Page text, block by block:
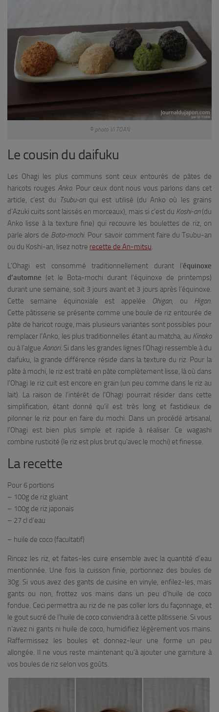
© photo Vi TOAN
Le cousin du daifuku
Les Ohagi les plus communs sont ceux entourés de pâtes de
haricots rouges Anko. Pour ceux dont nous vous parlons dans cet
article, c’est du Tsubu-anqui est utilisé (du Anko où les grains
d’Azuki cuits sont laissés en morceaux), mais si c’est du Koshi-an(du
Anko lisse à la texture fine) qui recouvre les boulettes de riz, on
parle alors de Bota-mochi. Pour savoir comment faire du Tsubu-an
ou du Koshi-an, lisez notre recette de An-mitsu.
L’Ohagi est consommé traditionnellement durant l’équinoxe
d’automne (et le Bota-mochi durant l’équinoxe de printemps)
durant une semaine, soit 3 jours avant et 3 jours après l’équinoxe.
Cette semaine équinoxiale est appelée
Ohigan, ou Higan.
Cette pâtisserie se présente comme une boule de riz entourée de
pâte de haricot rouge, mais plusieurs variantes sont possibles pour
remplacer l’Anko, les plus traditionnelles étant au matcha, au Kinako
ou à l’algue Aonori. Si dans les grandes lignes l’Ohagi ressemble à du
daifuku, la grande différence réside dans la texture du riz. Pour la
pâte à mochi, le riz est traité en pâte complètement lisse, là où dans
l’Ohagi le riz cuit est encore en grain (un peu comme dans le riz au
lait). La raison de l’intérêt de l’Ohagi pourrait résider dans cette
simplification, étant donné qu’il est très long et fastidieux de
pilonner le riz pour en faire du mochi. Dans un procédé artisanal,
l’Ohagi est bien plus simple et rapide à réaliser. Ce wagashi
combine rusticité (le riz est plus brut qu’avec le mochi) et finesse.
La recette
Pour 6 portions
– 100g de riz gluant
– 100g de riz japonais
– 27 cl d’eau
– huile de coco (facultatif)
Rincez les riz, et faites-les cuire ensemble avec la quantité d’eau
mentionnée. Une fois la cuisson finie, portionnez des boules de
30g. Si vous avez des gants de cuisine en vinyle, enfilez-les, mais
gants ou non, frottez vos mains dans un peu d’huile de coco
fondue. Ceci permettra au riz de ne pas coller lors du façonnage, et
le gout sucré de l’huile de coco conviendra à cette pâtisserie. Si vous
n’avez ni gants ni huile de coco, humidifiez légèrement vos mains.
Raffermissez les boules et donnez-leur une forme un peu
allongée. Il ne vous reste maintenant qu’à ajouter une garniture à
vos boules de riz selon vos goûts.